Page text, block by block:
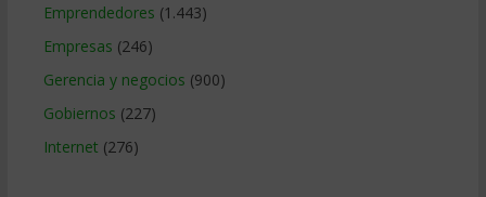
Emprendedores (1.443)
Empresas (246)
Gerencia y negocios (900)
Gobiernos (227)
Internet (276)